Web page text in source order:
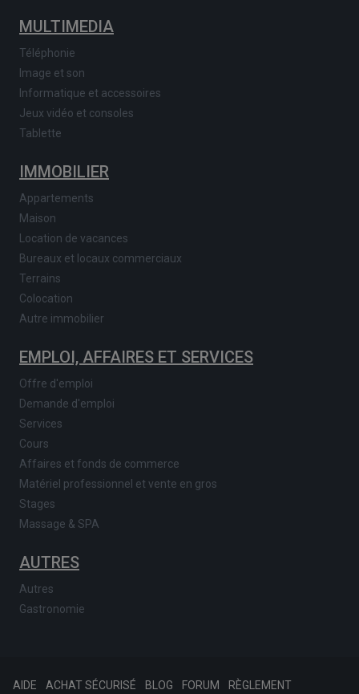
MULTIMEDIA
Téléphonie
Image et son
Informatique et accessoires
Jeux vidéo et consoles
Tablette
IMMOBILIER
Appartements
Maison
Location de vacances
Bureaux et locaux commerciaux
Terrains
Colocation
Autre immobilier
EMPLOI, AFFAIRES ET SERVICES
Offre d'emploi
Demande d'emploi
Services
Cours
Affaires et fonds de commerce
Matériel professionnel et vente en gros
Stages
Massage & SPA
AUTRES
Autres
Gastronomie
AIDE ACHAT SÉCURISÉ BLOG FORUM RÈGLEMENT